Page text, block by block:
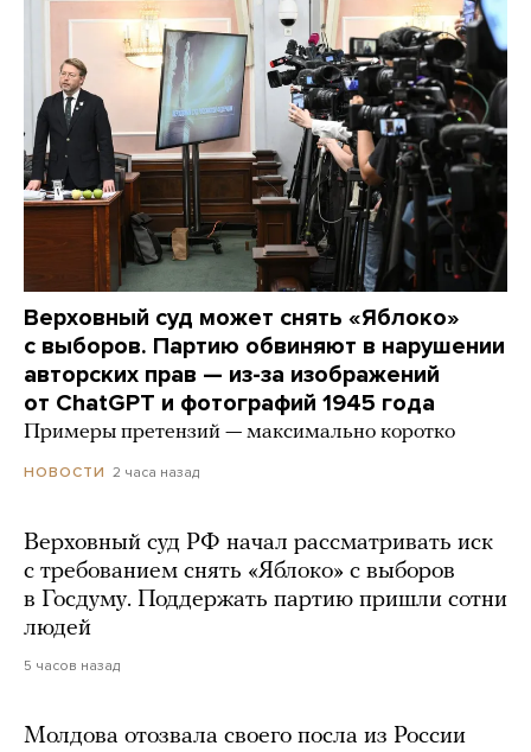
Верховный суд может снять «Яблоко»
с выборов. Партию обвиняют в нарушении
авторских прав — из-за изображений
от ChatGPT и фотографий 1945 года
Примеры претензий — максимально коротко
НОВОСТИ 2 часа назад
Верховный суд РФ начал рассматривать иск
с требованием снять «Яблоко» с выборов
в Госдуму. Поддержать партию пришли сотни
людей
5 часов назад
Молдова отозвала своего посла из России